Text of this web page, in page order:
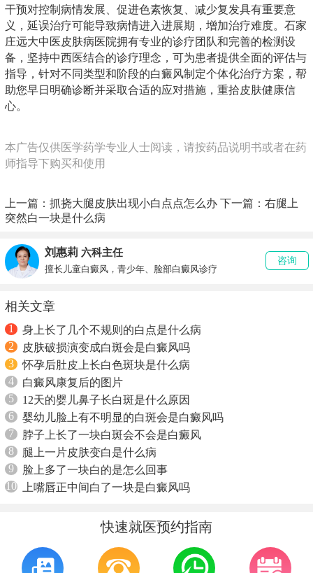
干预对控制病情发展、促进色素恢复、减少复发具有重要意
义，延误治疗可能导致病情进入进展期，增加治疗难度。石家
庄远大中医皮肤病医院拥有专业的诊疗团队和完善的检测设
备，坚持中西医结合的诊疗理念，可为患者提供全面的评估与
指导，针对不同类型和阶段的白癜风制定个体化治疗方案，帮
助您早日明确诊断并采取合适的应对措施，重拾皮肤健康信
心。
本广告仅供医学药学专业人士阅读，请按药品说明书或者在药
师指导下购买和使用
上一篇： 抓挠大腿皮肤出现小白点点怎么办 下一篇： 右腿上
突然白一块是什么病
刘惠莉 六科主任
擅长儿童白癜风，青少年、脸部白癜风诊疗
咨询
相关文章
1
身上长了几个不规则的白点是什么病
2
皮肤破损演变成白斑会是白癜风吗
3
怀孕后肚皮上长白色斑块是什么病
4
白癜风康复后的图片
5
12天的婴儿鼻子长白斑是什么原因
6
婴幼儿脸上有不明显的白斑会是白癜风吗
7
脖子上长了一块白斑会不会是白癜风
8
腿上一片皮肤变白是什么病
9
脸上多了一块白的是怎么回事
10
上嘴唇正中间白了一块是白癜风吗
快速就医预约指南